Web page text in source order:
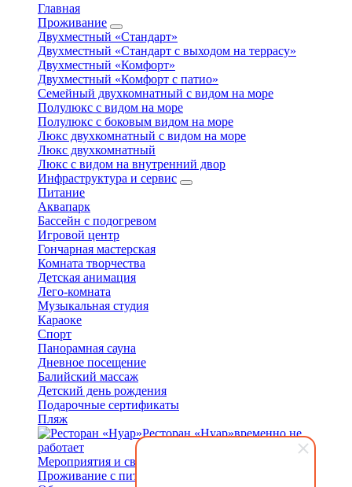
Главная
Проживание
Двухместный «Стандарт»
Двухместный «Стандарт с выходом на террасу»
Двухместный «Комфорт»
Двухместный «Комфорт с патио»
Семейный двухкомнатный с видом на море
Полулюкс с видом на море
Полулюкс с боковым видом на море
Люкс двухкомнатный с видом на море
Люкс двухкомнатный
Люкс с видом на внутренний двор
Инфраструктура и сервис
Питание
Аквапарк
Бассейн с подогревом
Игровой центр
Гончарная мастерская
Комната творчества
Детская анимация
Лего-комната
Музыкальная студия
Караоке
Спорт
Панорамная сауна
Дневное посещение
Балийский массаж
Детский день рождения
Подарочные сертификаты
Пляж
Ресторан «Нуар»временно не
работает
Мероприятия и свадьбы
Проживание с питомцами